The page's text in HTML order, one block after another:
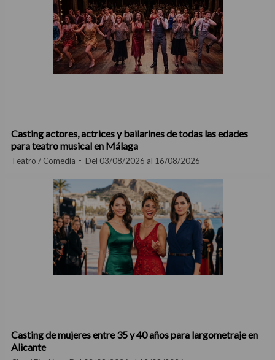
Casting actores, actrices y bailarines de todas las edades
para teatro musical en Málaga
Teatro / Comedia Del 03/08/2026 al 16/08/2026
Casting de mujeres entre 35 y 40 años para largometraje en
Alicante